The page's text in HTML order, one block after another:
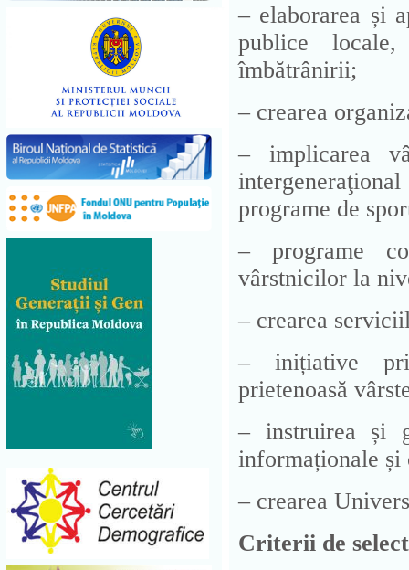
– elaborarea și
publice
îmbătrânirii;
– crearea
– implicarea
programe de
– programe
vârstnicilor la
– crearea
– inițiative
prietenoasă
– instruirea și
informaționale
– crearea
Criterii de